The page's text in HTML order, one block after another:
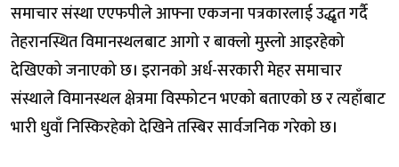
समाचार संस्था एएफपीले आफ्ना एकजना पत्रकारलाई उद्धृत गर्दै
तेहरानस्थित विमानस्थलबाट आगो र बाक्लो मुस्लो आइरहेको
देखिएको जनाएको छ। इरानको अर्ध-सरकारी मेहर समाचार
संस्थाले विमानस्थल क्षेत्रमा विस्फोटन भएको बताएको छ र त्यहाँबाट
भारी धुवाँ निस्किरहेको देखिने तस्बिर सार्वजनिक गरेको छ।